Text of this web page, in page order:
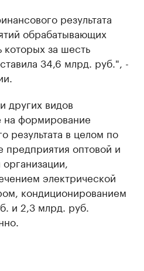
результата
обрабатывающих
которых за шесть
34,6 млрд. руб.", -
других видов
на формирование
результата в целом по
предприятия оптовой и
электрической
кондиционированием
и 2,3 млрд. руб.